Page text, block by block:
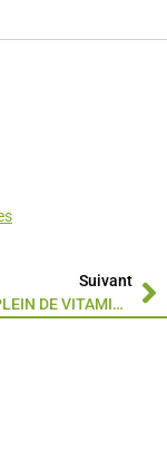
Suivant
FAITES LE PLEIN DE VITAMINES !